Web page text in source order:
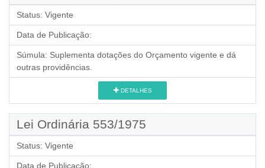
Status: Vigente
Data de Publicação:
Súmula: Suplementa dotações do Orçamento vigente e dá
outras providências.
DETALHES
Lei Ordinária 553/1975
Status: Vigente
Data de Publicação: